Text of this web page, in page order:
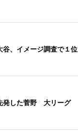
谷、イメージ調査で１位
発した菅野 大リーグ